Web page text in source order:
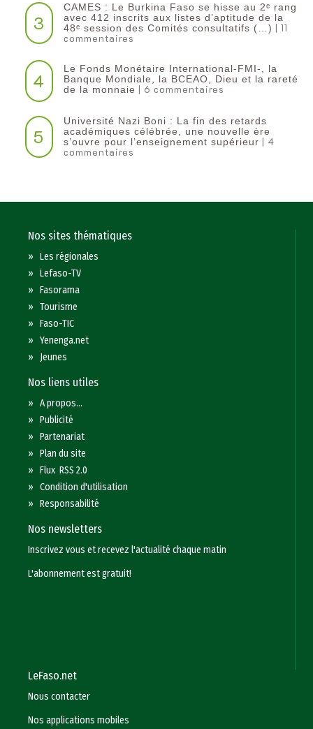
3
CAMES : Le Burkina Faso se hisse au 2ᵉ rang
avec 412 inscrits aux listes d’aptitude de la
48ᵉ session des Comités consultatifs (…) | 11
commentaires
4
Le Fonds Monétaire International-FMI-, la
Banque Mondiale, la BCEAO, Dieu et la rareté
de la monnaie | 6 commentaires
5
Université Nazi Boni : La fin des retards
académiques célébrée, une nouvelle ère
s’ouvre pour l’enseignement supérieur | 4
commentaires
Nos sites thématiques
»Les régionales
»Lefaso-TV
»Fasorama
»Tourisme
»Faso-TIC
»Yenenga.net
» Jeunes
Nos liens utiles
»A propos...
»Publicité
»Partenariat
»Plan du site
»Flux RSS 2.0
»Condition d'utilisation
»Responsabilité
Nos newsletters
Inscrivez vous et recevez l'actualité chaque matin
L'abonnement est gratuit!
LeFaso.net
Nous contacter
Nos applications mobiles